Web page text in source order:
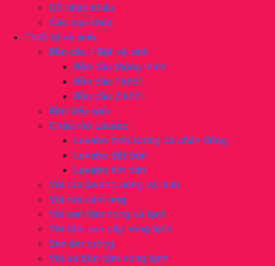
Gỗ nhập khẩu
Các loại khác
Thiết bị vệ sinh
Bồn cầu – Bệt vệ sinh
Bồn cầu thông minh
Bồn cầu 1 khối
Bồn cầu 2 khối
Bồn tiểu nam
Chậu rửa Lavabo
Lavabo treo tường và chân đứng
Lavabo đặt bàn
Lavabo âm bàn
Vòi rửa lavabo nóng và lạnh
Vòi rửa cảm ứng
Vòi sen tắm nóng và lạnh
Vòi tắm sen cây nóng lạnh
Sen âm tường
Vòi xả bồn tắm nóng lạnh